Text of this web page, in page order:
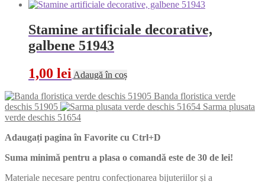
Stamine artificiale decorative,
galbene 51943
1,00 lei Adaugă în coș
Banda floristica verde
deschis 51905
Sarma plusata
verde deschis 51654
Adaugați pagina în Favorite cu Ctrl+D
Suma minimă pentru a plasa o comandă este de 30 de lei!
Materiale necesare pentru confecționarea bijuteriilor și a